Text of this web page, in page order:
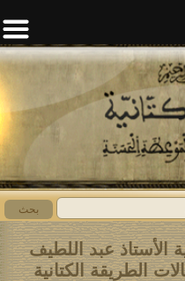
بحث
الأستاذ عبد اللطيف
الطريقة الكتانية